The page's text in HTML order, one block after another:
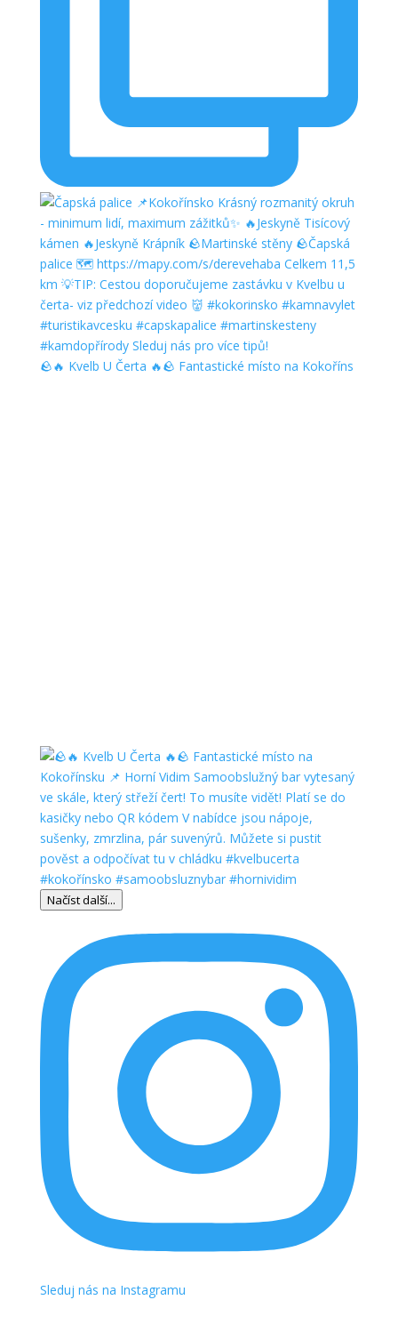
🪨🔥 Kvelb U Čerta 🔥🪨 Fantastické místo na Kokoříns
Načíst další...
Sleduj nás na Instagramu